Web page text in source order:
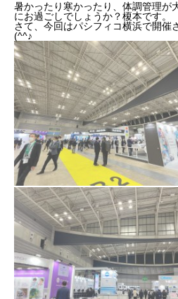
暑かったり寒かったり、体調管理が
にお過ごしでしょうか？榎本です。
さて、今回はパシフィコ横浜で開催
(^^♪